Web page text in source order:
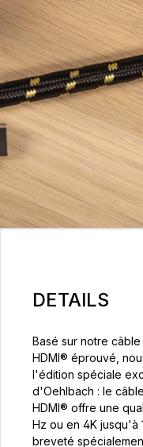
DETAILS
Basé sur notre
HDMI® éprouvé,
l'édition spéciale
d'Oehlbach : le
HDMI® offre une
Hz ou en 4K jusqu'à
breveté